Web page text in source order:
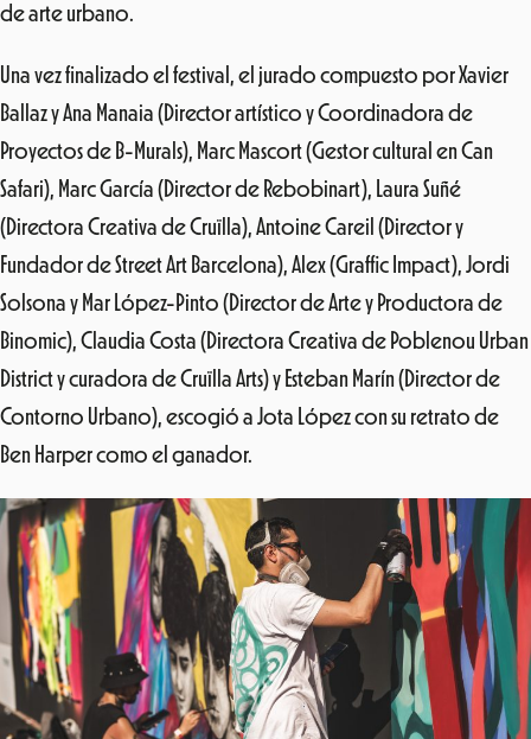
de arte urbano.
Una vez finalizado el festival, el jurado compuesto por Xavier
Ballaz y Ana Manaia (Director artístico y Coordinadora de
Proyectos de B-Murals), Marc Mascort (Gestor cultural en Can
Safari), Marc García (Director de Rebobinart), Laura Suñé
(Directora Creativa de Cruïlla), Antoine Careil (Director y
Fundador de Street Art Barcelona), Alex (Graffic Impact), Jordi
Solsona y Mar López-Pinto (Director de Arte y Productora de
Binomic), Claudia Costa (Directora Creativa de Poblenou Urban
District y curadora de Cruïlla Arts) y Esteban Marín (Director de
Contorno Urbano), escogió a Jota López con su retrato de
Ben Harper como el ganador.